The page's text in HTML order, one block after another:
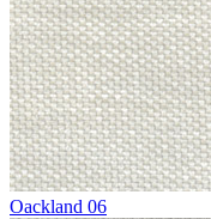
Oackland 06